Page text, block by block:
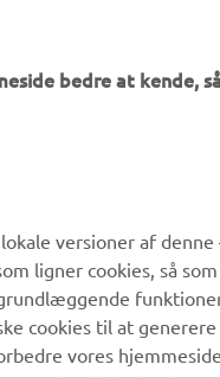
Music
Racing
bedre at kende,
versioner af
ligner cookies, så
cookies til at
vores